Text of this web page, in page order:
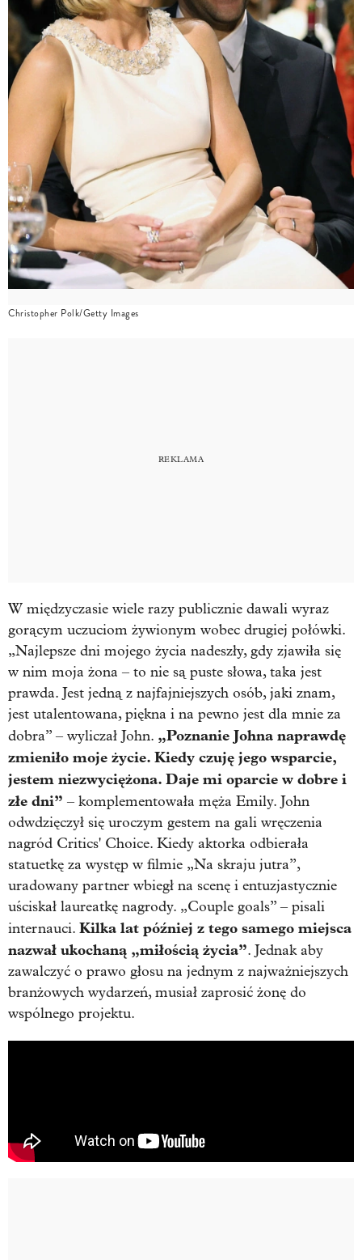
Christopher Polk/Getty Images
W międzyczasie wiele razy publicznie dawali wyraz
gorącym uczuciom żywionym wobec drugiej połówki.
„Najlepsze dni mojego życia nadeszły, gdy zjawiła się
w nim moja żona – to nie są puste słowa, taka jest
prawda. Jest jedną z najfajniejszych osób, jaki znam,
jest utalentowana, piękna i na pewno jest dla mnie za
dobra” – wyliczał John. „Poznanie Johna naprawdę
zmieniło moje życie. Kiedy czuję jego wsparcie,
jestem niezwyciężona. Daje mi oparcie w dobre i
złe dni” – komplementowała męża Emily. John
odwdzięczył się uroczym gestem na gali wręczenia
nagród Critics' Choice. Kiedy aktorka odbierała
statuetkę za występ w filmie „Na skraju jutra”,
uradowany partner wbiegł na scenę i entuzjastycznie
uściskał laureatkę nagrody. „Couple goals” – pisali
internauci. Kilka lat później z tego samego miejsca
nazwał ukochaną „miłością życia”. Jednak aby
zawalczyć o prawo głosu na jednym z najważniejszych
branżowych wydarzeń, musiał zaprosić żonę do
wspólnego projektu.